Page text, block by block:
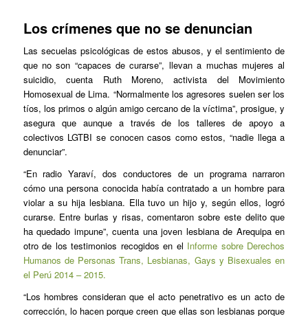
Los crímenes que no se denuncian
Las secuelas psicológicas de estos abusos, y el sentimiento de
que no son “capaces de curarse”, llevan a muchas mujeres al
suicidio, cuenta Ruth Moreno, activista del Movimiento
Homosexual de Lima. “Normalmente los agresores suelen ser los
tíos, los primos o algún amigo cercano de la víctima”, prosigue, y
asegura que aunque a través de los talleres de apoyo a
colectivos LGTBI se conocen casos como estos, “nadie llega a
denunciar”.
“En radio Yaraví, dos conductores de un programa narraron
cómo una persona conocida había contratado a un hombre para
violar a su hija lesbiana. Ella tuvo un hijo y, según ellos, logró
curarse. Entre burlas y risas, comentaron sobre este delito que
ha quedado impune”, cuenta una joven lesbiana de Arequipa en
otro de los testimonios recogidos en el Informe sobre Derechos
Humanos de Personas Trans, Lesbianas, Gays y Bisexuales en
el Perú 2014 – 2015.
“Los hombres consideran que el acto penetrativo es un acto de
corrección, lo hacen porque creen que ellas son lesbianas porque